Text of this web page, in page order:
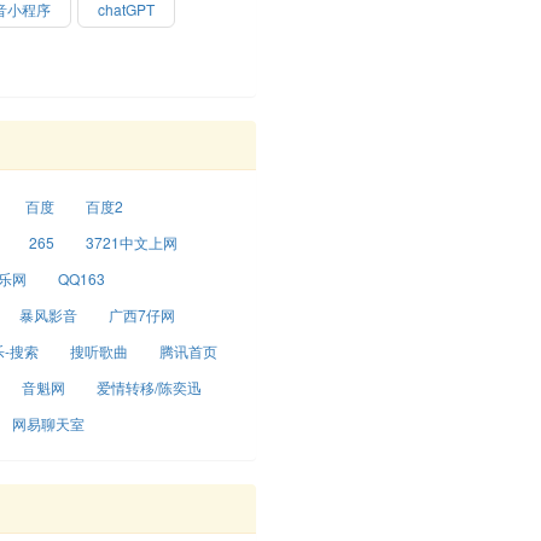
小程序 chatGPT
百度
百度2
265
3721中文上网
网
QQ163
暴风影音
广西7仔网
-搜索
搜听歌曲
腾讯首页
音魁网
爱情转移/陈奕迅
网易聊天室